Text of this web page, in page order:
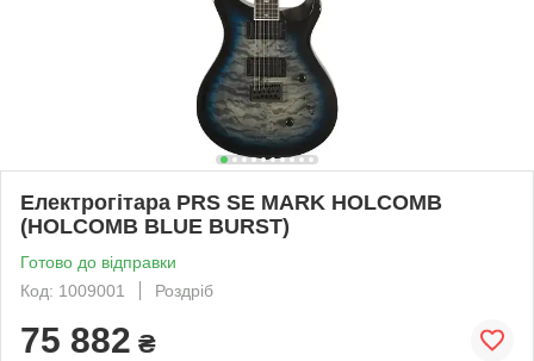
Електрогітара PRS SE MARK HOLCOMB
(HOLCOMB BLUE BURST)
Готово до відправки
Код: 1009001
Роздріб
75 882 ₴